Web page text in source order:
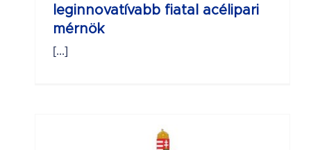
leginnovatívabb fiatal acélipari
mérnök
[...]